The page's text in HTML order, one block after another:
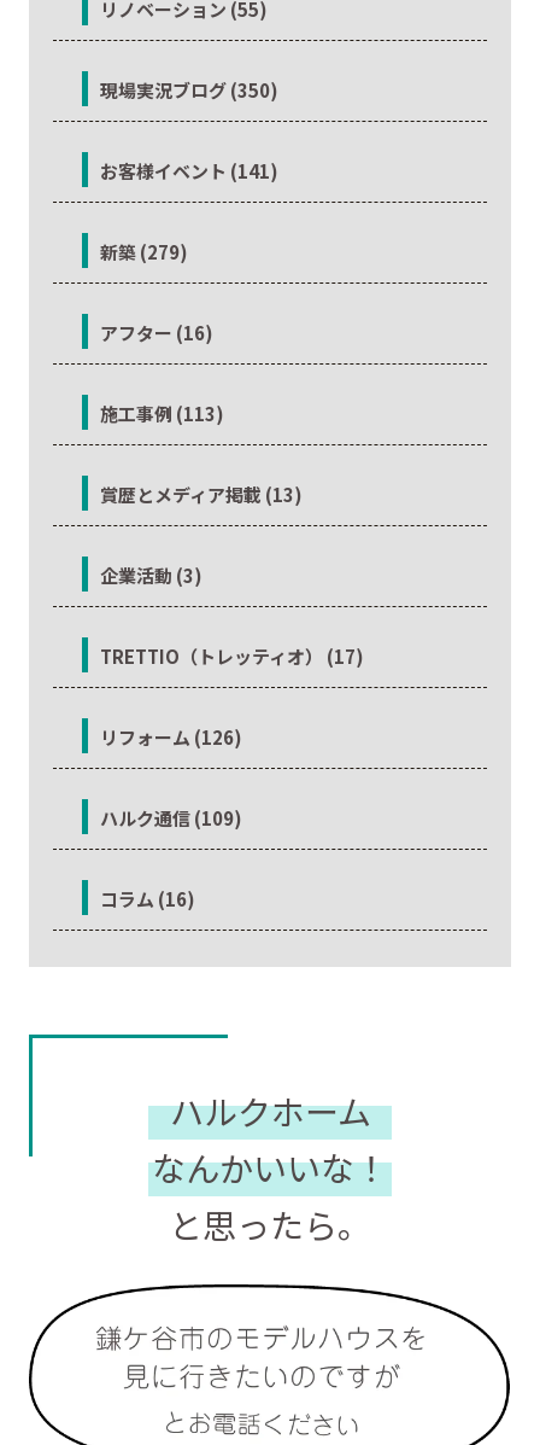
リノベーション (55)
現場実況ブログ (350)
お客様イベント (141)
新築 (279)
アフター (16)
施工事例 (113)
賞歴とメディア掲載 (13)
企業活動 (3)
TRETTIO（トレッティオ） (17)
リフォーム (126)
ハルク通信 (109)
コラム (16)
ハルクホーム
なんかいいな！
と思ったら。